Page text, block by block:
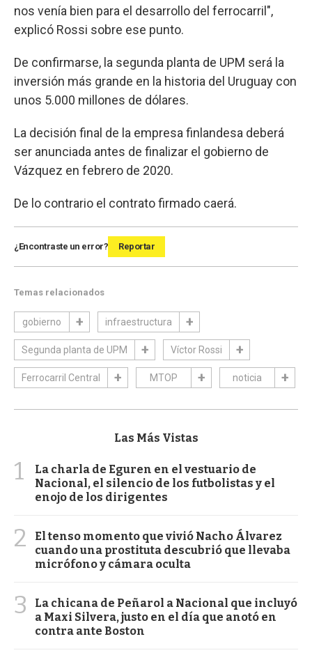
nos venía bien para el desarrollo del ferrocarril",
explicó Rossi sobre ese punto.
De confirmarse, la segunda planta de UPM será la
inversión más grande en la historia del Uruguay con
unos 5.000 millones de dólares.
La decisión final de la empresa finlandesa deberá
ser anunciada antes de finalizar el gobierno de
Vázquez en febrero de 2020.
De lo contrario el contrato firmado caerá.
¿Encontraste un error? Reportar
Temas relacionados
gobierno infraestructura
Segunda planta de UPM Víctor Rossi
Ferrocarril Central MTOP noticia
Las Más Vistas
1
La charla de Eguren en el vestuario de
Nacional, el silencio de los futbolistas y el
enojo de los dirigentes
2
El tenso momento que vivió Nacho Álvarez
cuando una prostituta descubrió que llevaba
micrófono y cámara oculta
3
La chicana de Peñarol a Nacional que incluyó
a Maxi Silvera, justo en el día que anotó en
contra ante Boston